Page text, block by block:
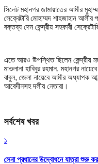
সিলেট মহানগর জামায়াতের আমীর
সেক্রেটারি মোহাম্মদ শাহজাহান আলীর
বক্তব্য দেন কেন্দ্রীয় সহকারী
এতে আরও উপস্থিত ছিলেন কেন্দ্রীয়
মাওলানা হাবিবুর রহমান, মহানগর
বাবুল, জেলা নায়েবে আমীর অধ্যাপক
আবেদীনসহ দলীয় নেতারা।
সর্বশেষ খবর
১
সেনা প্রধানের উদ্বোধনে যাত্রা শুরু